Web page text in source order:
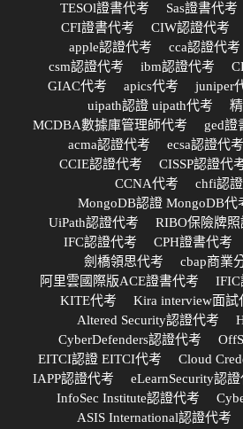
TESOl證書代考
Sas證書代考
CFI證書代考
CIW認證代考
apple認證代考
cca認證代考
csm認證代考
ibm認證代考
GIAC代考
apics代考 juniper
uipath認證 uipath代考
MCDBA數據庫管理師代考
ged證
acma認證代考
ecsa認證代考
CCIE認證代考
CISSP認證代
CCNA代考
chfi認
MongoDB認證 MongoDB代
UiPath認證代考
RIBO保險牌照
IFC認證代考
CPH證書代考
劍橋領思代考
cbap商業
阿里雲國際版ACE證書代考
IFIC
KITE代考
Kira interview面試
Altered Security認證代考
CyberDefenders認證代考
EITCI認證 EITCI代考
Cloud
IAPP認證代考
eLearnSecurity認
InfoSec Institute認證代考
ASIS International認證代考